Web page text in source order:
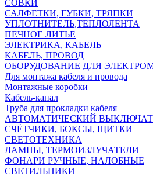
СОВКИ
САЛФЕТКИ, ГУБКИ, ТРЯПКИ
УПЛОТНИТЕЛЬ,ТЕПЛОЛЕНТА
ПЕЧНОЕ ЛИТЬЕ
ЭЛЕКТРИКА, КАБЕЛЬ
КАБЕЛЬ, ПРОВОД
ОБОРУДОВАНИЕ ДЛЯ
Для монтажа кабеля и провода
Монтажные коробки
Кабель-канал
Труба для прокладки кабеля
АВТОМАТИЧЕСКИЙ
СЧЁТЧИКИ, БОКСЫ, ЩИТКИ
СВЕТОТЕХНИКА
ЛАМПЫ, ТЕРМОИЗЛУЧАТЕЛИ
ФОНАРИ РУЧНЫЕ, НАЛОБНЫЕ
СВЕТИЛЬНИКИ